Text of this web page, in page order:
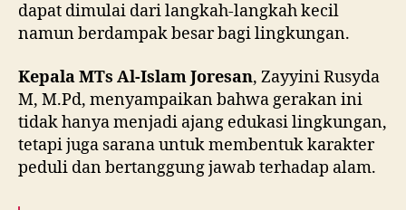
dapat dimulai dari langkah-langkah kecil
namun berdampak besar bagi lingkungan.
Kepala MTs Al-Islam Joresan, Zayyini Rusyda
M, M.Pd, menyampaikan bahwa gerakan ini
tidak hanya menjadi ajang edukasi lingkungan,
tetapi juga sarana untuk membentuk karakter
peduli dan bertanggung jawab terhadap alam.